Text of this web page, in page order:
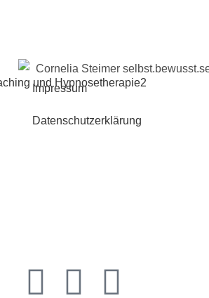
Impressum
Datenschutzerklärung